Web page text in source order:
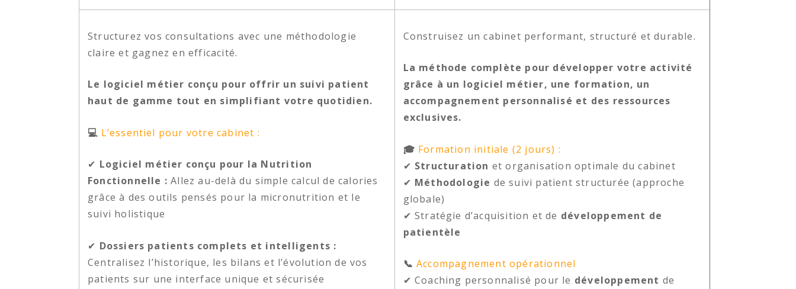
Structurez vos consultations avec une méthodologie
claire et gagnez en efficacité.
Le logiciel métier conçu pour offrir un suivi patient
haut de gamme tout en simplifiant votre quotidien.
💻 L’essentiel pour votre cabinet :
✔ Logiciel métier conçu pour la Nutrition
Fonctionnelle : Allez au-delà du simple calcul de calories
grâce à des outils pensés pour la micronutrition et le
suivi holistique
✔ Dossiers patients complets et intelligents :
Centralisez l’historique, les bilans et l’évolution de vos
patients sur une interface unique et sécurisée
Construisez un cabinet performant, structuré et durable.
La méthode complète pour développer votre activité
grâce à un logiciel métier, une formation, un
accompagnement personnalisé et des ressources
exclusives.
🎓 Formation initiale (2 jours) :
✔ Structuration et organisation optimale du cabinet
✔ Méthodologie de suivi patient structurée (approche
globale)
✔ Stratégie d’acquisition et de développement de
patientèle
📞 Accompagnement opérationnel
✔ Coaching personnalisé pour le développement de